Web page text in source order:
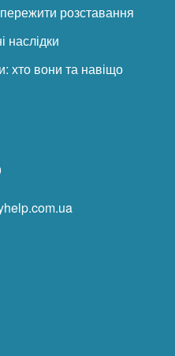
розставання
наслідки
хто вони та навіщо